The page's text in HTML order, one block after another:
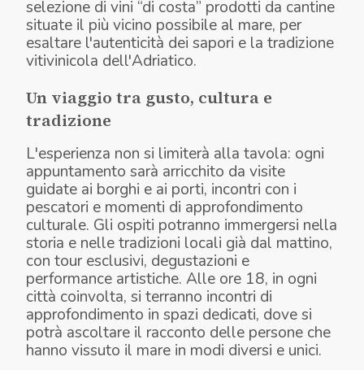
selezione di vini “di costa” prodotti da cantine
situate il più vicino possibile al mare, per
esaltare l'autenticità dei sapori e la tradizione
vitivinicola dell'Adriatico.
Un viaggio tra gusto, cultura e
tradizione
L'esperienza non si limiterà alla tavola: ogni
appuntamento sarà arricchito da visite
guidate ai borghi e ai porti, incontri con i
pescatori e momenti di approfondimento
culturale. Gli ospiti potranno immergersi nella
storia e nelle tradizioni locali già dal mattino,
con tour esclusivi, degustazioni e
performance artistiche. Alle ore 18, in ogni
città coinvolta, si terranno incontri di
approfondimento in spazi dedicati, dove si
potrà ascoltare il racconto delle persone che
hanno vissuto il mare in modi diversi e unici.